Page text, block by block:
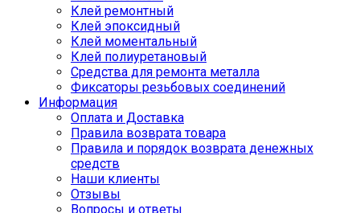
Клей ремонтный
Клей эпоксидный
Клей моментальный
Клей полиуретановый
Средства для ремонта металла
Фиксаторы резьбовых соединений
Информация
Оплата и Доставка
Правила возврата товара
Правила и порядок возврата денежных
средств
Наши клиенты
Отзывы
Вопросы и ответы